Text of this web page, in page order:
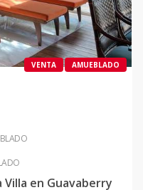
VENTA AMUEBLADO
en Guavaberry